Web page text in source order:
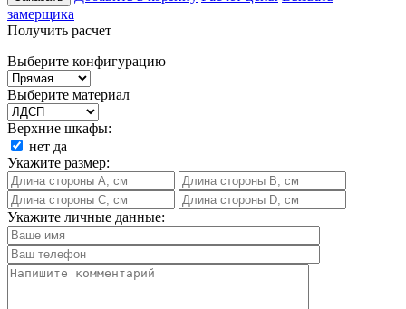
замерщика
Получить расчет
Выберите конфигурацию
Выберите материал
Верхние шкафы:
нет да
Укажите размер:
Укажите личные данные: